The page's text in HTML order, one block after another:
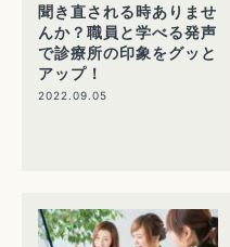
聞き直される時ありませ
んか？職員と学べる発声
で診療所の印象をグッと
アップ！
2022.09.05